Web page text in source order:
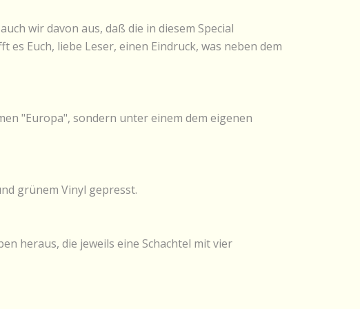
wir davon aus, daß die in diesem Special
Euch, liebe Leser, einen Eindruck, was neben dem
"Europa", sondern unter einem dem eigenen
grünem Vinyl gepresst.
heraus, die jeweils eine Schachtel mit vier